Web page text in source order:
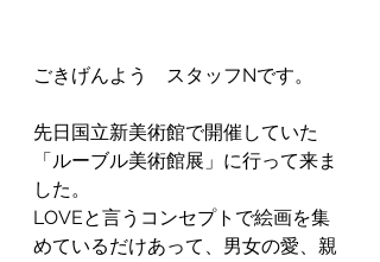
ごきげんよう　スタッフNです。
先日国立新美術館で開催していた
「ルーブル美術館展」に行って来ま
した。
LOVEと言うコンセプトで絵画を集
めているだけあって、男女の愛、親